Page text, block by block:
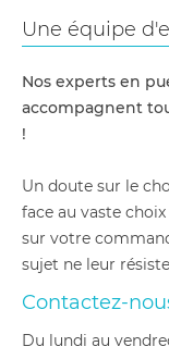
Une équipe
Nos experts en
accompagnent
!
Un doute sur le
face au vaste
sur votre
sujet ne leur
Contactez-
du lundi au